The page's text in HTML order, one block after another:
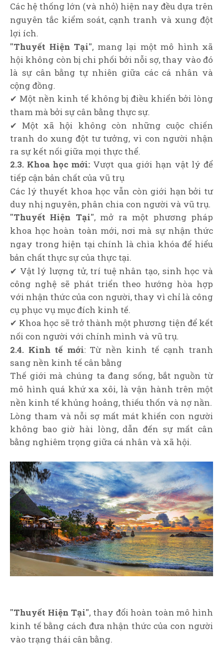
Các hệ thống lớn (và nhỏ) hiện nay đều dựa trên
nguyên tắc kiểm soát, cạnh tranh và xung đột
lợi ích.
"Thuyết Hiện Tại", mang lại một mô hình xã
hội không còn bị chi phối bởi nỗi sợ, thay vào đó
là sự cân bằng tự nhiên giữa các cá nhân và
cộng đồng.
✔ Một nền kinh tế không bị điều khiển bởi lòng
tham mà bởi sự cân bằng thực sự.
✔ Một xã hội không còn những cuộc chiến
tranh do xung đột tư tưởng, vì con người nhận
ra sự kết nối giữa mọi thực thể.
2.3. Khoa học mới: Vượt qua giới hạn vật lý để
tiếp cận bản chất của vũ trụ
Các lý thuyết khoa học vẫn còn giới hạn bởi tư
duy nhị nguyên, phân chia con người và vũ trụ.
"Thuyết Hiện Tại", mở ra một phương pháp
khoa học hoàn toàn mới, nơi mà sự nhận thức
ngay trong hiện tại chính là chìa khóa để hiểu
bản chất thực sự của thực tại.
✔ Vật lý lượng tử, trí tuệ nhân tạo, sinh học và
công nghệ sẽ phát triển theo hướng hòa hợp
với nhận thức của con người, thay vì chỉ là công
cụ phục vụ mục đích kinh tế.
✔ Khoa học sẽ trở thành một phương tiện để kết
nối con người với chính mình và vũ trụ.
2.4. Kinh tế mới: Từ nền kinh tế cạnh tranh
sang nền kinh tế cân bằng
Thế giới mà chúng ta đang sống, bắt nguồn từ
mô hình quá khứ xa xôi, là vận hành trên một
nền kinh tế khủng hoảng, thiếu thốn và nợ nần.
Lòng tham và nỗi sợ mất mát khiến con người
không bao giờ hài lòng, dẫn đến sự mất cân
bằng nghiêm trọng giữa cá nhân và xã hội.
"Thuyết Hiện Tại", thay đổi hoàn toàn mô hình
kinh tế bằng cách đưa nhận thức của con người
vào trạng thái cân bằng.